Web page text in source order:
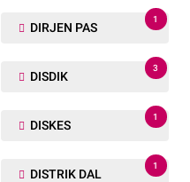
DIRJEN PAS
1
DISDIK
3
DISKES
1
DISTRIK DAL
1